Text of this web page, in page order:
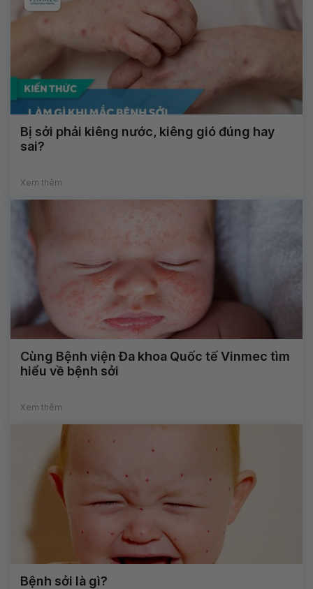
Bị sởi phải kiêng nước, kiêng gió đúng hay
sai?
Xem thêm
Cùng Bệnh viện Đa khoa Quốc tế Vinmec tìm
hiểu về bệnh sởi
Xem thêm
Bệnh sởi là gì?